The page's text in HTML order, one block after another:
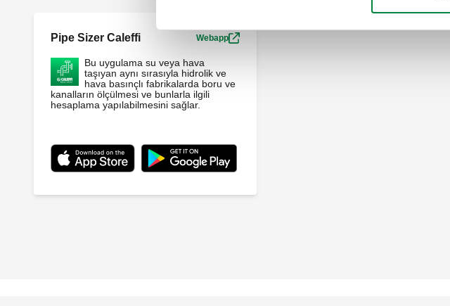
Pipe Sizer Caleffi Webapp
Bu uygulama su veya hava
taşıyan aynı sırasıyla hidrolik ve
hava basınçlı fabrikalarda boru ve
kanalların ölçülmesi ve bunlarla ilgili
hesaplama yapılabilmesini sağlar.